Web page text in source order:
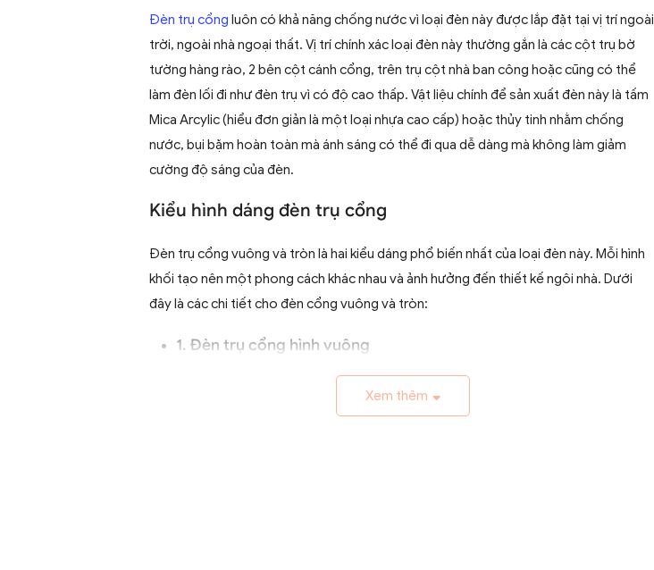
Đèn trụ cổng luôn có khả năng chống nước vì loại đèn này được lắp đặt tại vị trí ngoài
trời, ngoài nhà ngoại thất. Vị trí chính xác loại đèn này thường gắn là các cột trụ bờ
tường hàng rào, 2 bên cột cánh cổng, trên trụ cột nhà ban công hoặc cũng có thể
làm đèn lối đi như đèn trụ vì có độ cao thấp. Vật liệu chính để sản xuất đèn này là tấm
Mica Arcylic (hiểu đơn giản là một loại nhựa cao cấp) hoặc thủy tinh nhằm chống
nước, bụi bặm hoàn toàn mà ánh sáng có thể đi qua dễ dàng mà không làm giảm
cường độ sáng của đèn.
Kiểu hình dáng đèn trụ cổng
Đèn trụ cổng vuông và tròn là hai kiểu dáng phổ biến nhất của loại đèn này. Mỗi hình
khối tạo nên một phong cách khác nhau và ảnh hưởng đến thiết kế ngôi nhà. Dưới
đây là các chi tiết cho đèn cổng vuông và tròn:
1. Đèn trụ cổng hình vuông
Xem thêm